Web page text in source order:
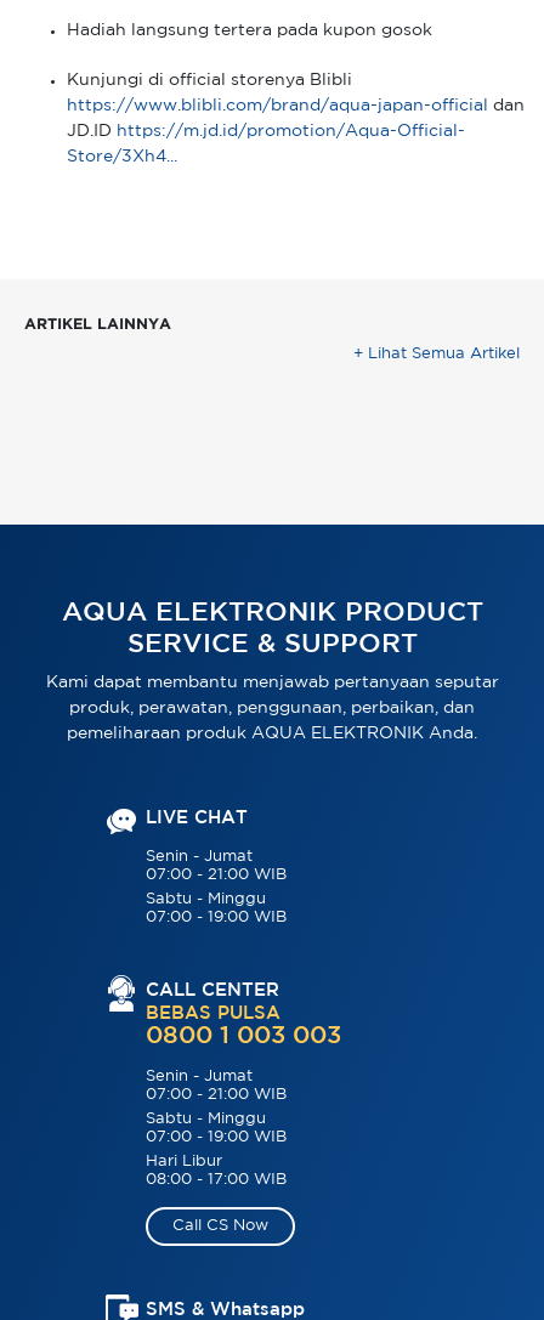
Hadiah langsung tertera pada kupon gosok
Kunjungi di official storenya Blibli
https://www.blibli.com/brand/aqua-japan-official
dan
JD.ID https://m.jd.id/promotion/Aqua-Official-
Store/3Xh4...
ARTIKEL LAINNYA
+ Lihat Semua Artikel
AQUA ELEKTRONIK PRODUCT
SERVICE & SUPPORT
Kami dapat membantu menjawab pertanyaan seputar
produk, perawatan, penggunaan, perbaikan, dan
pemeliharaan produk AQUA ELEKTRONIK Anda.
LIVE CHAT
Senin - Jumat
07:00 - 21:00 WIB
Sabtu - Minggu
07:00 - 19:00 WIB
CALL CENTER
BEBAS PULSA
0800 1 003 003
Senin - Jumat
07:00 - 21:00 WIB
Sabtu - Minggu
07:00 - 19:00 WIB
Hari Libur
08:00 - 17:00 WIB
Call CS Now
SMS & Whatsapp